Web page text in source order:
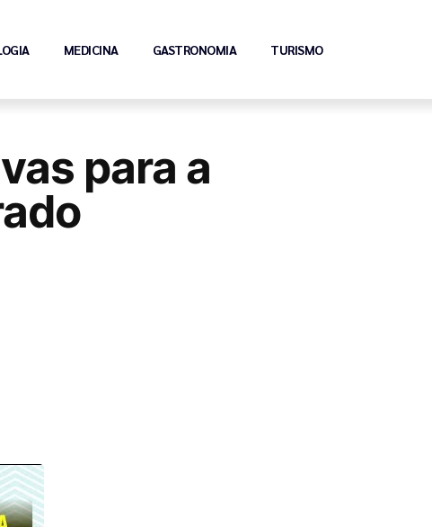
MEDICINA GASTRONOMIA TURISMO
para a